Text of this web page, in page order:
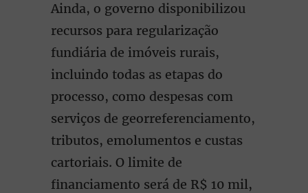
Ainda, o governo disponibilizou
recursos para regularização
fundiária de imóveis rurais,
incluindo todas as etapas do
processo, como despesas com
serviços de georreferenciamento,
tributos, emolumentos e custas
cartoriais. O limite de
financiamento será de R$ 10 mil,